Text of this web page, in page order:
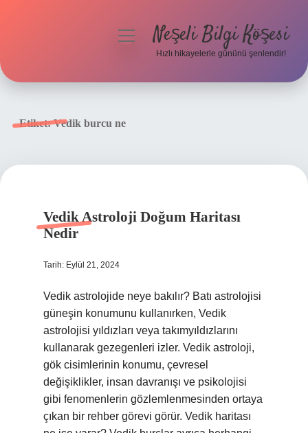
menüyüNeşeli Bilgi Köşesi
Hızlı hikayelerle gününü şenlendir!
Etiket:Vedik burcu ne
Vedik Astroloji Doğum Haritası
Nedir
Tarih: Eylül 21, 2024
Vedik astrolojide neye bakılır? Batı astrolojisi
güneşin konumunu kullanırken, Vedik
astrolojisi yıldızları veya takımyıldızlarını
kullanarak gezegenleri izler. Vedik astroloji,
gök cisimlerinin konumu, çevresel
değişiklikler, insan davranışı ve psikolojisi
gibi fenomenlerin gözlemlenmesinden ortaya
çıkan bir rehber görevi görür. Vedik haritası